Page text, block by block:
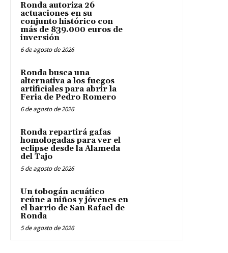
Ronda autoriza 26
actuaciones en su
conjunto histórico con
más de 839.000 euros de
inversión
6 de agosto de 2026
Ronda busca una
alternativa a los fuegos
artificiales para abrir la
Feria de Pedro Romero
6 de agosto de 2026
Ronda repartirá gafas
homologadas para ver el
eclipse desde la Alameda
del Tajo
5 de agosto de 2026
Un tobogán acuático
reúne a niños y jóvenes en
el barrio de San Rafael de
Ronda
5 de agosto de 2026